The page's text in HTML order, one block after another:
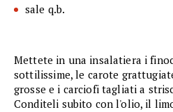
sale q.b.
Mettete in una insalatiera i
sottilissime, le carote
grosse e i carciofi tagliati a
Conditeli subito con l'olio, il